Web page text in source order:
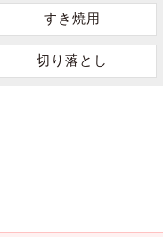
すき焼用
切り落とし